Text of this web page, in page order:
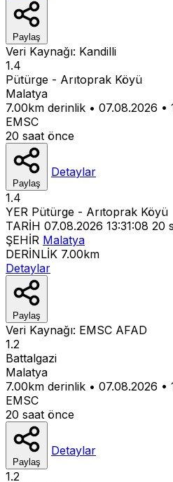
Paylaş
Veri Kaynağı: Kandilli
1.4
Pütürge - Arıtoprak Köyü
Malatya
7.00km derinlik • 07.08.2026 •
EMSC
20 saat önce
Paylaş
Detaylar
1.4
YER Pütürge - Arıtoprak Köyü
TARİH 07.08.2026 13:31:08 20
ŞEHİR Malatya
DERİNLİK 7.00km
Detaylar
Paylaş
Veri Kaynağı: EMSC AFAD
1.2
Battalgazi
Malatya
7.00km derinlik • 07.08.2026 •
EMSC
20 saat önce
Paylaş
Detaylar
1.2